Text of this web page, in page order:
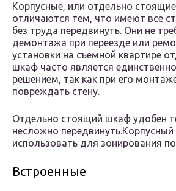
Корпусные, или отдельно
отличаются тем, что имеют все
без труда передвинуть. Они не
демонтажа при переезде или
установки на съемной квартире
шкаф часто является
решением, так как при его
повреждать стену.
Отдельно стоящий шкаф удобен
несложно
использовать для зонирования
Встроенные